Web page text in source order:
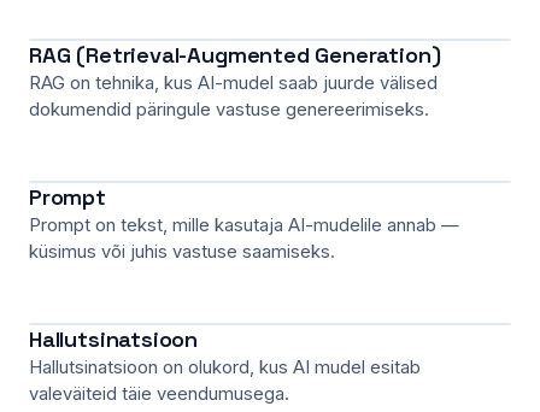
RAG (Retrieval-Augmented Generation)
RAG on tehnika, kus AI-mudel saab juurde välised
dokumendid päringule vastuse genereerimiseks.
Prompt
Prompt on tekst, mille kasutaja AI-mudelile annab —
küsimus või juhis vastuse saamiseks.
Hallutsinatsioon
Hallutsinatsioon on olukord, kus AI mudel esitab
valeväiteid täie veendumusega.